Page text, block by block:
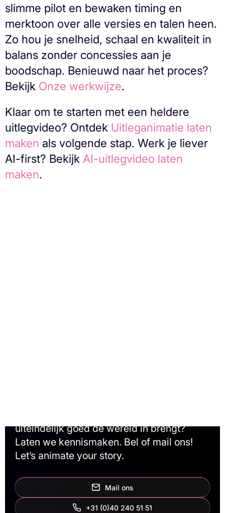
slimme pilot en bewaken timing en
merktoon over alle versies en talen heen.
Zo hou je snelheid, schaal en kwaliteit in
balans zonder concessies aan je
boodschap. Benieuwd naar het proces?
Bekijk Onze werkwijze.
Klaar om te starten met een heldere
uitlegvideo? Ontdek Uitleganimatie laten
maken als volgende stap. Werk je liever
AI-first? Bekijk AI-uitlegvideo laten
maken.
uiteindelijk goed de wereld in brengt?
Laten we kennismaken. Bel of mail ons!
Let’s animate your story.
Mail ons
+31 (0)40 240 51 51